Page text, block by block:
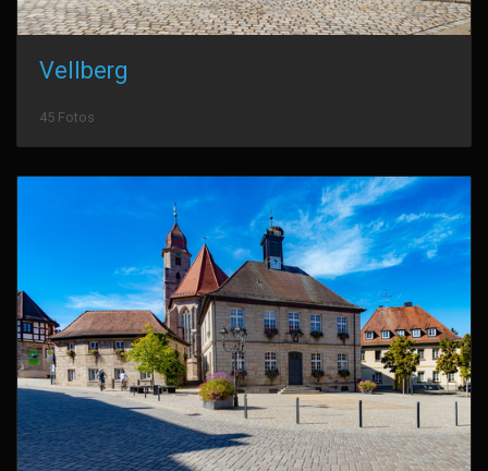
Vellberg
45 Fotos